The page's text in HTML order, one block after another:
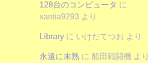
128台のコンピュータ に
xantia9293 より
Library に いけだてつお より
永遠に未熟 に船田戦闘機 より